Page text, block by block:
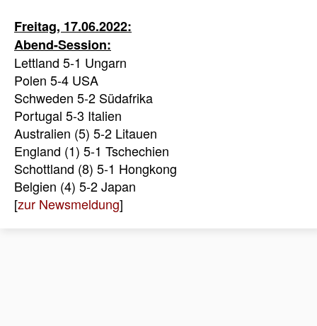
Freitag, 17.06.2022:
Abend-Session:
Lettland 5-1 Ungarn
Polen 5-4 USA
Schweden 5-2 Südafrika
Portugal 5-3 Italien
Australien (5) 5-2 Litauen
England (1) 5-1 Tschechien
Schottland (8) 5-1 Hongkong
Belgien (4) 5-2 Japan
[zur Newsmeldung]